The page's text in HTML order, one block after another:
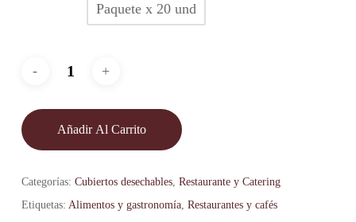
Paquete x 20 und
Añadir Al Carrito
Categorías: Cubiertos desechables, Restaurante y Catering
Etiquetas: Alimentos y gastronomía, Restaurantes y cafés